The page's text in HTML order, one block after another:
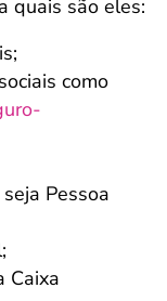
quais são eles:
como
seja Pessoa
Caixa